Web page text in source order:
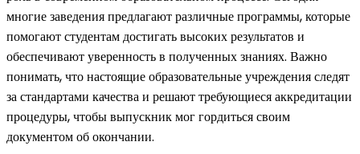
многие заведения предлагают различные программы, которые
помогают студентам достигать высоких результатов и
обеспечивают уверенность в полученных знаниях. Важно
понимать, что настоящие образовательные учреждения следят
за стандартами качества и решают требующиеся аккредитации
процедуры, чтобы выпускник мог гордиться своим
документом об окончании.